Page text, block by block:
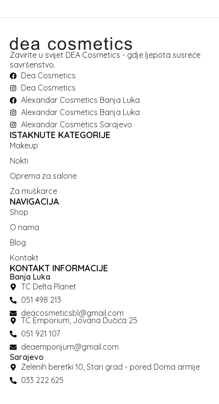
Zavirite u svijet DEA Cosmetics - gdje ljepota susreće
savršenstvo.
Dea Cosmetics
Dea Cosmetics
Alexandar Cosmetics Banja Luka
Alexandar Cosmetics Banja Luka
Alexandar Cosmetics Sarajevo
ISTAKNUTE KATEGORIJE
Makeup
Nokti
Oprema za salone
Za muškarce
NAVIGACIJA
Shop
O nama
Blog
Kontakt
KONTAKT INFORMACIJE
Banja Luka
TC Delta Planet
051 498 213
deacosmeticsbl@gmail.com
TC Emporium, Jovana Dučića 25
051 921 107
deaemporijum@gmail.com
Sarajevo
Zelenih beretki 10, Stari grad - pored Doma armije
033 222 625